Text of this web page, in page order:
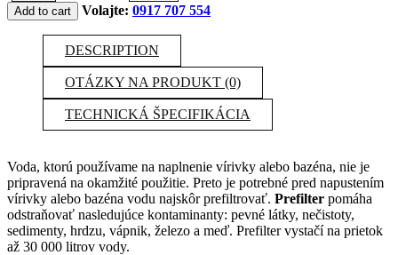
Add to cart Volajte: 0917 707 554
DESCRIPTION
OTÁZKY NA PRODUKT (0)
TECHNICKÁ ŠPECIFIKÁCIA
Voda, ktorú používame na naplnenie vírivky alebo bazéna, nie je
pripravená na okamžité použitie. Preto je potrebné pred napustením
vírivky alebo bazéna vodu najskôr prefiltrovať. Prefilter pomáha
odstraňovať nasledujúce kontaminanty: pevné látky, nečistoty,
sedimenty, hrdzu, vápnik, železo a meď. Prefilter vystačí na prietok
až 30 000 litrov vody.